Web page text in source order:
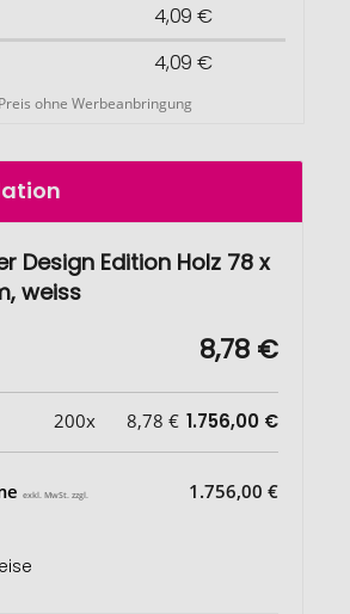
4,09 €
4,09 €
ohne Werbeanbringung
Design Edition Holz 78 x
weiss
8,78 €
200x 8,78 € 1.756,00 €
exkl. MwSt. zzgl. 1.756,00 €